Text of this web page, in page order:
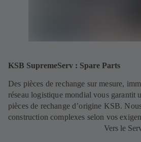
KSB SupremeServ : Spare Parts
Des pièces de rechange sur mesure,
réseau logistique mondial vous garantit
pièces de rechange d’origine KSB.
construction complexes selon vos
Vers le